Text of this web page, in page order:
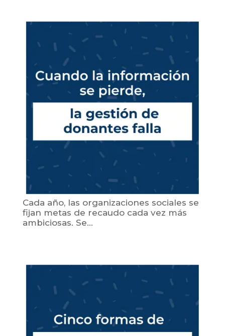
Cada año, las organizaciones sociales se
fijan metas de recaudo cada vez más
ambiciosas. Se...